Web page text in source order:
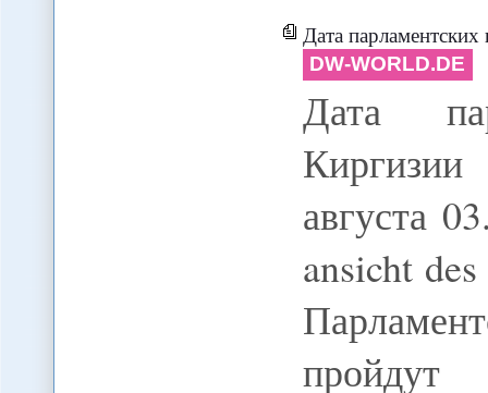
Дата парламентских
DW-WORLD.DE
Дата
августа
ansicht